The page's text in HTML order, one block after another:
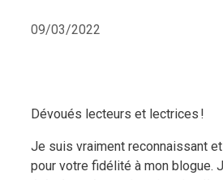
09/03/2022
Dévoués lecteurs et lectrices !
Je suis vraiment reconnaissant
pour votre fidélité à mon blogue.